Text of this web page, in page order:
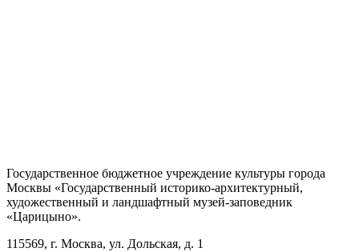
Государственное бюджетное учреждение культуры города
Москвы «Государственный историко-архитектурный,
художественный и ландшафтный музей-заповедник
«Царицыно».
115569, г. Москва, ул. Дольская, д. 1